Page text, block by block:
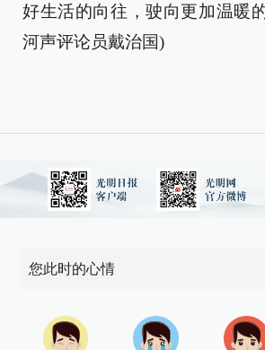
好生活的向往，驶向更加温暖
河声评论员戴治国)
您此时的心情